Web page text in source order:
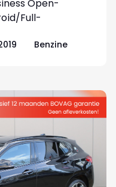
Open-
Full-
Benzine